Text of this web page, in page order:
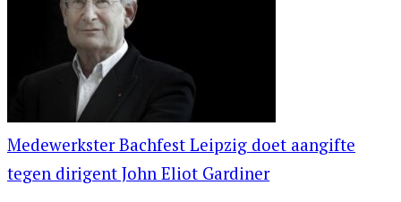
Medewerkster Bachfest Leipzig doet aangifte
tegen dirigent John Eliot Gardiner